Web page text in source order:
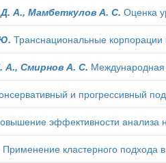
А., Мамбеткулов А. С. Оценка
Транснациональные
А., Смирнов А. С. Международная
и прогрессивный
эффективности анализа
Применение кластерного подхода